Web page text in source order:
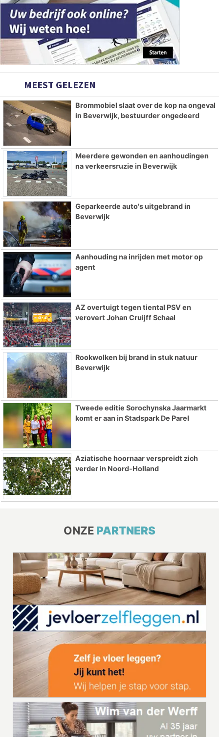
MEEST GELEZEN
Brommobiel slaat over de kop na ongeval
in Beverwijk, bestuurder ongedeerd
Meerdere gewonden en aanhoudingen
na verkeersruzie in Beverwijk
Geparkeerde auto's uitgebrand in
Beverwijk
Aanhouding na inrijden met motor op
agent
AZ overtuigt tegen tiental PSV en
verovert Johan Cruijff Schaal
Rookwolken bij brand in stuk natuur
Beverwijk
Tweede editie Sorochynska Jaarmarkt
komt er aan in Stadspark De Parel
Aziatische hoornaar verspreidt zich
verder in Noord-Holland
ONZE PARTNERS